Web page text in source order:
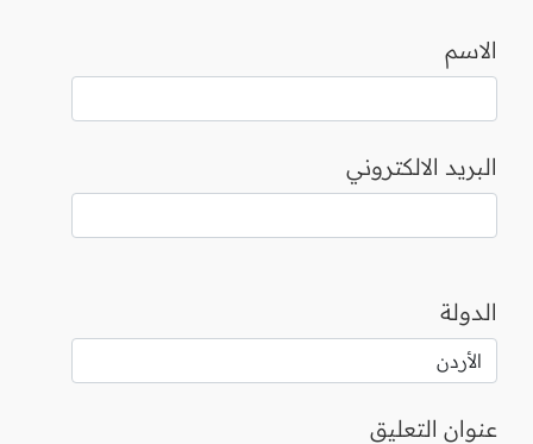
الاسم
البريد الالكتروني
الدولة
عنوان التعليق